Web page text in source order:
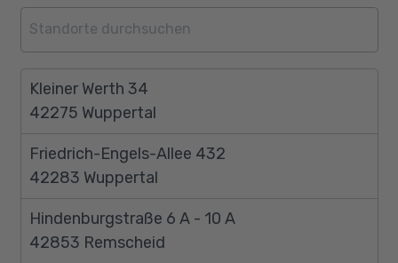
Kleiner Werth 34
42275 Wuppertal
Friedrich-Engels-Allee 432
42283 Wuppertal
Hindenburgstraße 6 A - 10 A
42853 Remscheid